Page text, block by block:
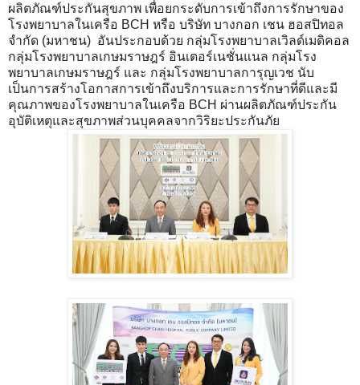
ผลิตภัณฑ์ประกันสุขภาพ เพื่อยกระดับการเข้าถึงการรักษาของ
โรงพยาบาลในเครือ BCH หรือ บริษัท บางกอก เชน ฮอสปิทอล
จำกัด (มหาชน) อันประกอบด้วย กลุ่มโรงพยาบาลเวิลด์เมดิคอล
กลุ่มโรงพยาบาลเกษมราษฎร์ อินเตอร์เนชั่นแนล กลุ่มโรง
พยาบาลเกษมราษฎร์ และ กลุ่มโรงพยาบาลการุญเวช นับ
เป็นการสร้างโอกาสการเข้าถึงบริการและการรักษาที่ดีและมี
คุณภาพของโรงพยาบาลในเครือ BCH ผ่านผลิตภัณฑ์ประกัน
อุบัติเหตุและสุขภาพส่วนบุคคลจากวิริยะประกันภัย